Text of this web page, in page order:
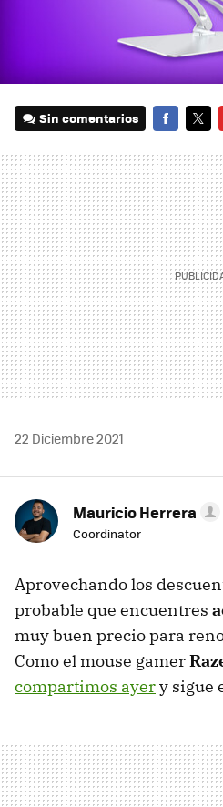
Sin comentarios
22 Diciembre 2021
Mauricio Herrera
Coordinator
Aprovechando los
probable que encuentres
muy buen precio para
Como el mouse gamer
compartimos ayery sigue